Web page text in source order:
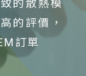
的散熱模
的評價，
訂單